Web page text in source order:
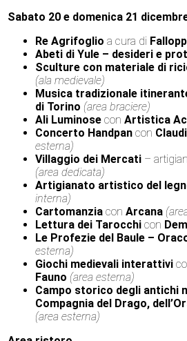
Sabato 20 e domenica 21
Re Agrifoglio a cura di
Abeti di Yule – desideri e
Sculture con materiale di
(ala medievale)
Musica tradizionale
di Torino (area braciere)
Ali Luminose conArtistica
Concerto Handpan con
esterna)
Villaggio dei Mercati –
(area dedicata)
Artigianato artistico del
interna)
Cartomanzia conArcana
Lettura dei Tarocchi con
Le Profezie del Baule –
esterna)
Giochi medievali interattivi
Fauno (area esterna)
Campo storico degli antichi
Compagnia del Drago,
(area esterna)